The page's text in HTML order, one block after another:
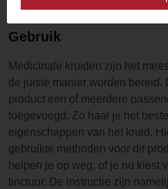
Gebruik
Medicinale kruiden zijn het
de juiste manier worden bereid.
product een of meerdere
toegevoegd. Zo haal je het
eigenschappen van het kruid.
gebruikte methoden voor dit
helpen je op weg, of je nu kiest
tinctuur. De instructie zijn